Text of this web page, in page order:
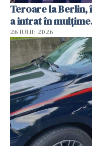
Teroare la Berlin,
a intrat în
26 IULIE 2026